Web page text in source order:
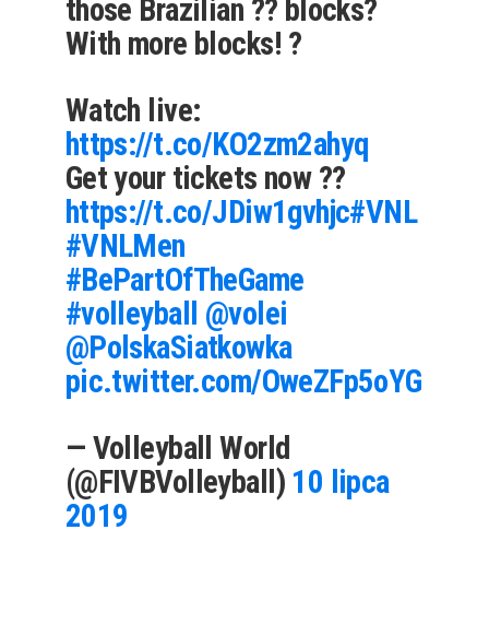
those Brazilian ?? blocks?
With more blocks! ?
Watch live:
https://t.co/KO2zm2ahyq
Get your tickets now ??
https://t.co/JDiw1gvhjc#VNL
#VNLMen
#BePartOfTheGame
#volleyball @volei
@PolskaSiatkowka
pic.twitter.com/OweZFp5oYG
— Volleyball World
(@FIVBVolleyball) 10 lipca
2019